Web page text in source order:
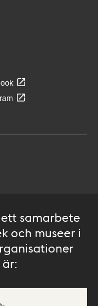
samarbete
och museer i